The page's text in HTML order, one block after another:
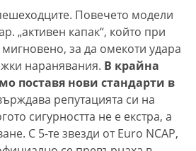
Повечето модели
„активен капак“, който при
за да омекоти удара
наранявания. В крайна
поставя нови стандарти в
репутацията си на
сигурността не е екстра, а
С 5-те звезди от Euro NCAP,